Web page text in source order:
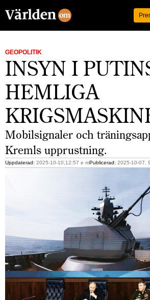
GEOPOLITIK
INSYN I
HEMLIGA
Mobilsignaler och
Kremls upprustning.
Uppdaterad: 2025-10-10,12:57 e mPublicerad: 2025-10-07,